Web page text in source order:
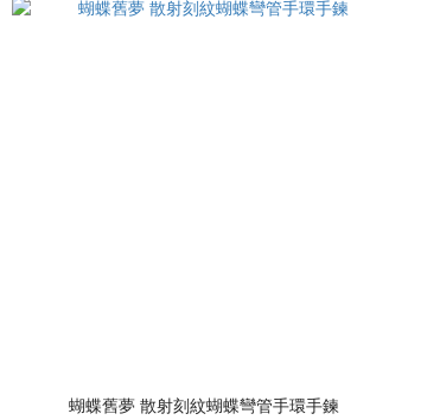
蝴蝶舊夢 散射刻紋蝴蝶彎管手環手鍊